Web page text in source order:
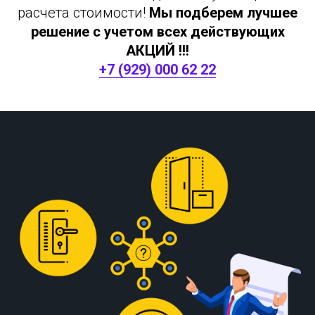
расчета стоимости! Мы подберем лучшее
решение с учетом всех действующих
АКЦИЙ !!!
+7 (929) 000 62 22